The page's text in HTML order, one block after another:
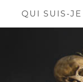
QUI SUIS-JE